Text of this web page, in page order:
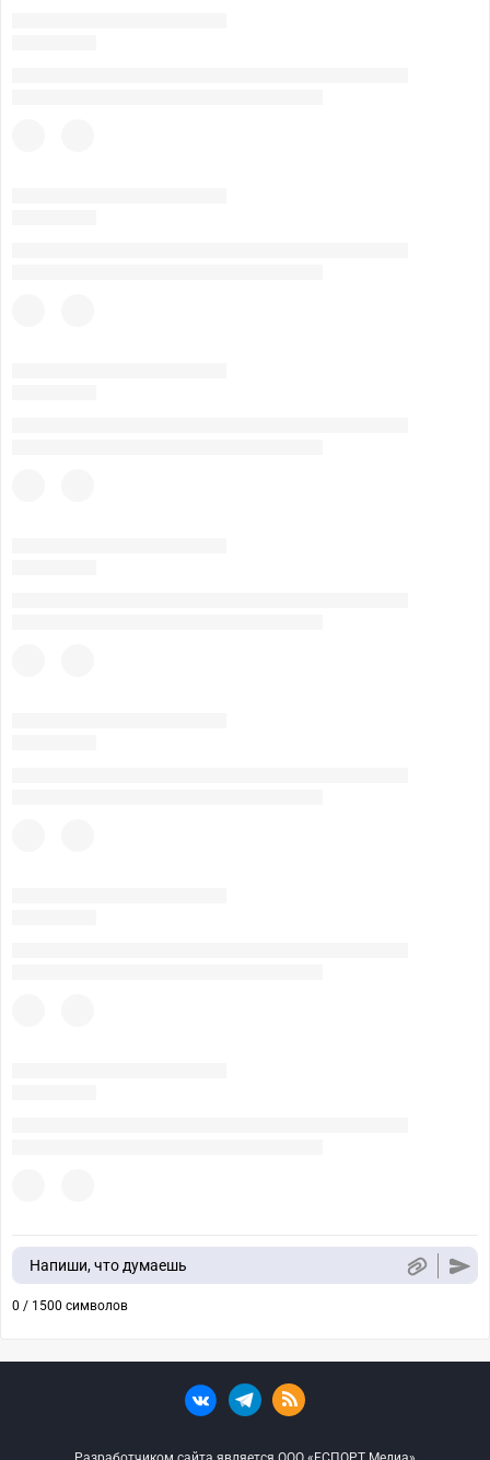
Напиши, что думаешь
0 / 1500 символов